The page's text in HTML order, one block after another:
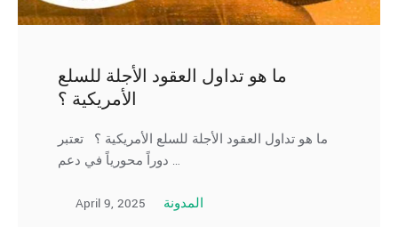
ما هو تداول العقود الأجلة للسلع
الأمريكية ؟
ما هو تداول العقود الأجلة للسلع الأمريكية ؟ تعتبر
دوراً محورياً في دعم …
April 9, 2025 المدونة